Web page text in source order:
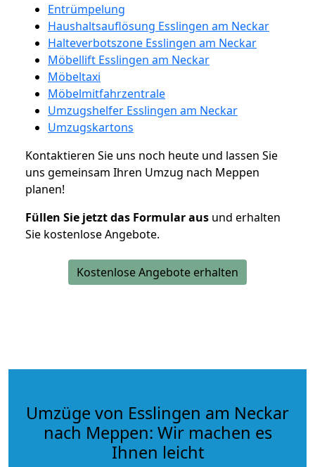
Entrümpelung
Haushaltsauflösung Esslingen am Neckar
Halteverbotszone Esslingen am Neckar
Möbellift Esslingen am Neckar
Möbeltaxi
Möbelmitfahrzentrale
Umzugshelfer Esslingen am Neckar
Umzugskartons
Kontaktieren Sie uns noch heute und lassen Sie
uns gemeinsam Ihren Umzug nach Meppen
planen!
Füllen Sie jetzt das Formular aus und erhalten
Sie kostenlose Angebote.
Kostenlose Angebote erhalten
Umzüge von Esslingen am Neckar
nach Meppen: Wir machen es
Ihnen leicht